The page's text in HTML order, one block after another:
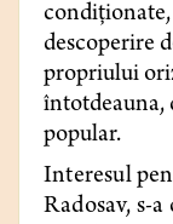
descoperire
propriului
întotdeauna,
popular.
Interesul
Radosav, s-